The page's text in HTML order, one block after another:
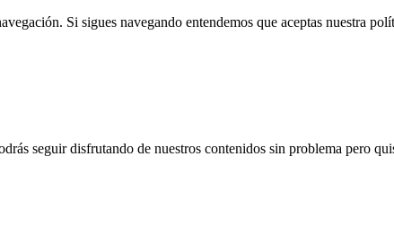
Si sigues navegando entendemos que aceptas nuestra
seguir disfrutando de nuestros contenidos sin problema pero